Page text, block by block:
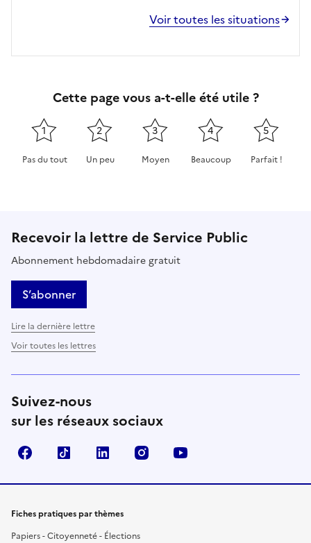
Voir toutes les situations
Cette page vous a-t-elle été utile ?
1
Pas du tout
2
Un peu
3
Moyen
4
Beaucoup
5
Parfait !
Recevoir la lettre de Service Public
Abonnement hebdomadaire gratuit
S’abonner
Lire la dernière lettre
Voir toutes les lettres
Suivez-nous
sur les réseaux sociaux
FacebookTikTok LinkedIn Instagram
Fiches pratiques par thèmes
Papiers - Citoyenneté - Élections